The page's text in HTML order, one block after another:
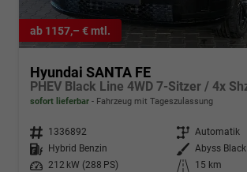
ab 1157,– € mtl.
Hyundai SANTA FE
sofort lieferbar Fahrzeug mit Tageszulassung
Fahrzeugnr. 1336892 Getriebe Automatik
Kraftstoff
Hybrid Benzin Außenfarbe Abyss Black
Leistung
212 kW (288 PS) Kilometerstand
15 km